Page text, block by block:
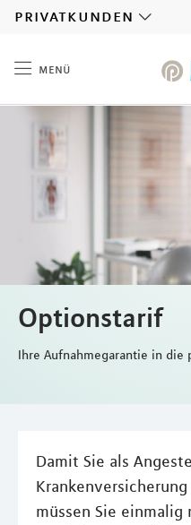
privatkunden
menü
Optionstarif
Ihre Aufnahmegarantie in
Damit Sie als
müssen Sie